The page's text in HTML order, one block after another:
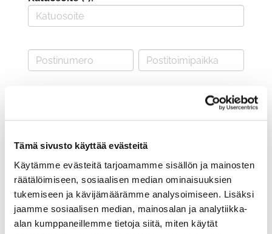
Tämä sivusto käyttää evästeitä
Käytämme evästeitä tarjoamamme sisällön ja mainosten
räätälöimiseen, sosiaalisen median ominaisuuksien
tukemiseen ja kävijämäärämme analysoimiseen. Lisäksi
jaamme sosiaalisen median, mainosalan ja analytiikka-
alan kumppaneillemme tietoja siitä, miten käytät
Valitse seura:
Jäsennumero: